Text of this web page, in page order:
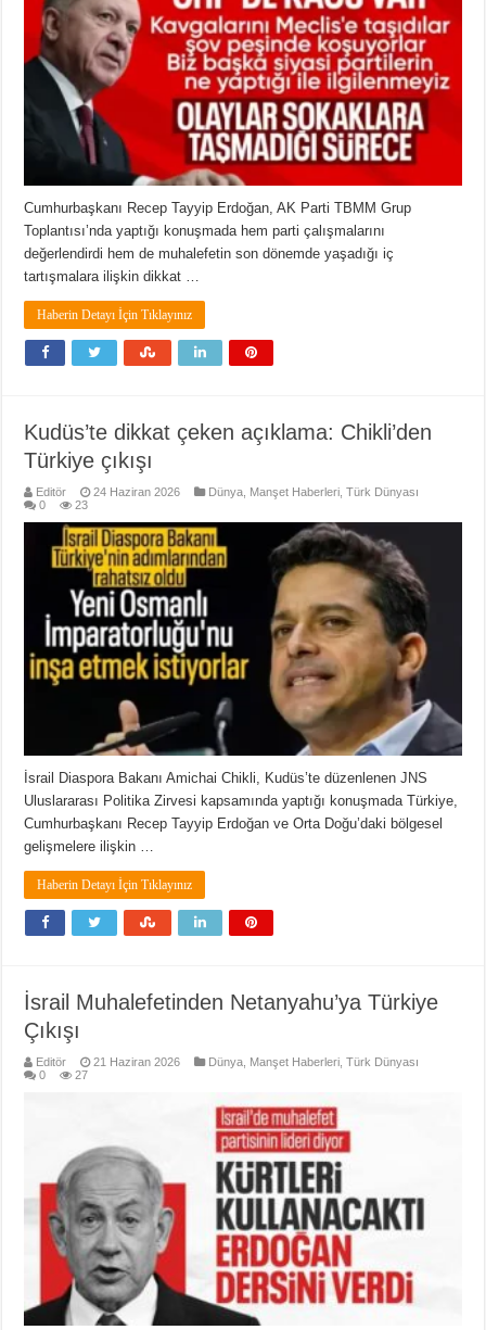
Cumhurbaşkanı Recep Tayyip Erdoğan, AK Parti TBMM Grup
Toplantısı’nda yaptığı konuşmada hem parti çalışmalarını
değerlendirdi hem de muhalefetin son dönemde yaşadığı iç
tartışmalara ilişkin dikkat …
Haberin Detayı İçin Tıklayınız
Kudüs’te dikkat çeken açıklama: Chikli’den
Türkiye çıkışı
Editör 24 Haziran 2026 Dünya, Manşet Haberleri,Türk Dünyası
0
23
İsrail Diaspora Bakanı Amichai Chikli, Kudüs’te düzenlenen JNS
Uluslararası Politika Zirvesi kapsamında yaptığı konuşmada Türkiye,
Cumhurbaşkanı Recep Tayyip Erdoğan ve Orta Doğu’daki bölgesel
gelişmelere ilişkin …
Haberin Detayı İçin Tıklayınız
İsrail Muhalefetinden Netanyahu’ya Türkiye
Çıkışı
Editör 21 Haziran 2026 Dünya Manşet Haberleri ,Türk Dünyası
0
27